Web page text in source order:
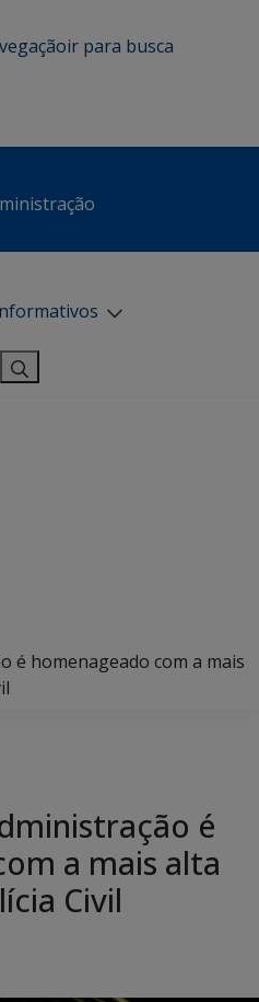
ir para busca
é homenageado com a mais
é
a mais alta
Civil